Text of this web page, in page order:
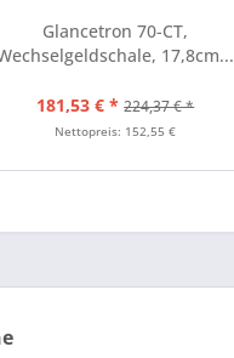
Glancetron 70-CT,
17,8cm...
181,53 € * 224,37 € *
Nettopreis: 152,55 €